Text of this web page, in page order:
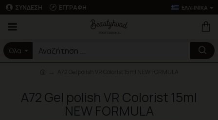
ΣΎΝΔΕΣΗ ΕΓΓΡΑΦΉ ΕΛΛΗΝΙΚΆ
Όλα
A72 Gel polish VR Colorist 15ml
NEW FORMULA